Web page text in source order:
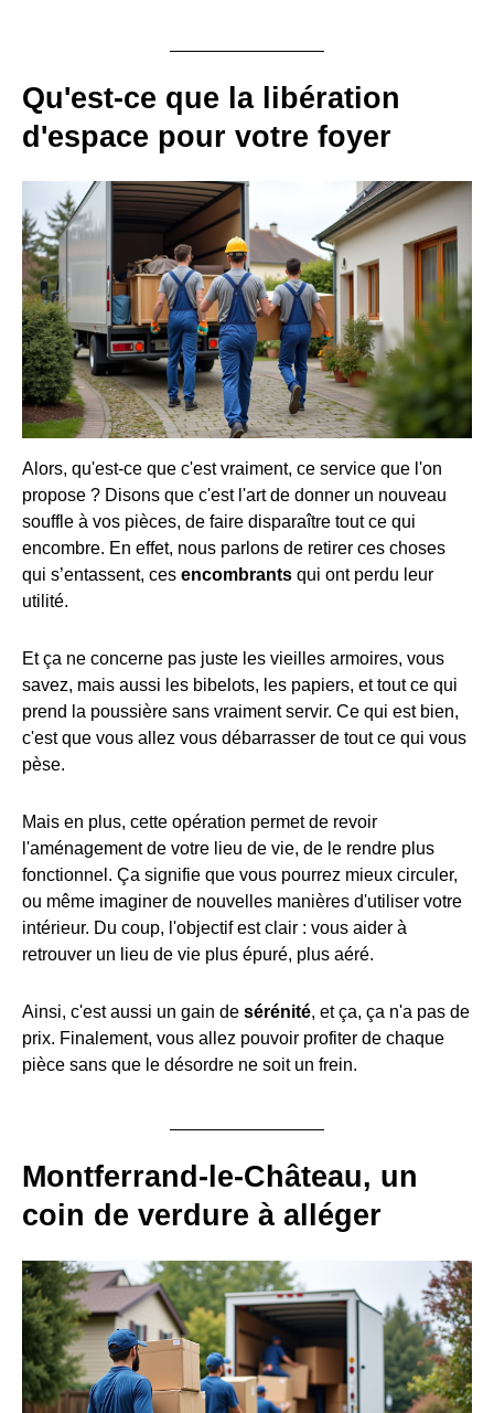
Qu'est-ce que la libération
d'espace pour votre foyer
Alors, qu'est-ce que c'est vraiment, ce service que l'on
propose ? Disons que c'est l'art de donner un nouveau
souffle à vos pièces, de faire disparaître tout ce qui
encombre. En effet, nous parlons de retirer ces choses
qui s’entassent, ces encombrants qui ont perdu leur
utilité.
Et ça ne concerne pas juste les vieilles armoires, vous
savez, mais aussi les bibelots, les papiers, et tout ce qui
prend la poussière sans vraiment servir. Ce qui est bien,
c'est que vous allez vous débarrasser de tout ce qui vous
pèse.
Mais en plus, cette opération permet de revoir
l'aménagement de votre lieu de vie, de le rendre plus
fonctionnel. Ça signifie que vous pourrez mieux circuler,
ou même imaginer de nouvelles manières d'utiliser votre
intérieur. Du coup, l'objectif est clair : vous aider à
retrouver un lieu de vie plus épuré, plus aéré.
Ainsi, c'est aussi un gain de sérénité, et ça, ça n'a pas de
prix. Finalement, vous allez pouvoir profiter de chaque
pièce sans que le désordre ne soit un frein.
Montferrand-le-Château, un
coin de verdure à alléger